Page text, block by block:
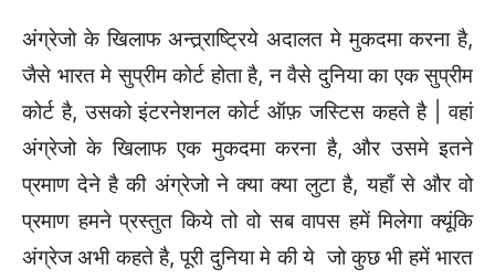
अंग्रेजो के खिलाफ अन्त्र्राष्ट्रिये अदालत मे मुकदमा करना है,
जैसे भारत मे सुप्रीम कोर्ट होता है, न वैसे दुनिया का एक सुप्रीम
कोर्ट है, उसको इंटरनेशनल कोर्ट ऑफ़ जस्टिस कहते है | वहां
अंग्रेजो के खिलाफ एक मुकदमा करना है, और उसमे इतने
प्रमाण देने है की अंग्रेजो ने क्या क्या लुटा है, यहाँ से और वो
प्रमाण हमने प्रस्तुत किये तो वो सब वापस हमें मिलेगा क्यूंकि
अंग्रेज अभी कहते है, पूरी दुनिया मे की ये जो कुछ भी हमें भारत